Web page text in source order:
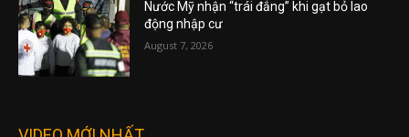
Nước Mỹ nhận “trái đắng” khi gạt bỏ lao
động nhập cư
August 7, 2026